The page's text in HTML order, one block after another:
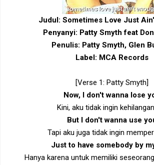
Judul: Sometimes Love Just
Penyanyi: Patty Smyth feat
Penulis: Patty Smyth, Glen
Label: MCA Records
[Verse 1: Patty Smyth]
Now, I don't wanna lose
Kini, aku tidak ingin
But I don't wanna use
Tapi aku juga tidak ingin
Just to have somebody by
Hanya karena untuk memiliki